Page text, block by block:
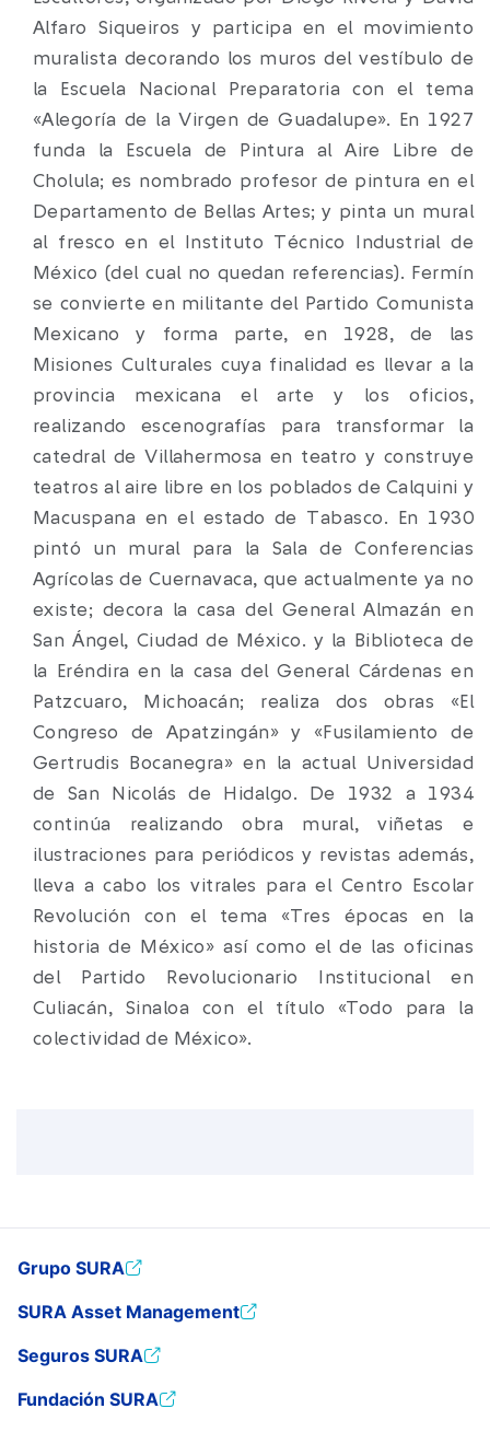
Alfaro Siqueiros y participa en el movimiento
muralista decorando los muros del vestíbulo de
la Escuela Nacional Preparatoria con el tema
«Alegoría de la Virgen de Guadalupe». En 1927
funda la Escuela de Pintura al Aire Libre de
Cholula; es nombrado profesor de pintura en el
Departamento de Bellas Artes; y pinta un mural
al fresco en el Instituto Técnico Industrial de
México (del cual no quedan referencias). Fermín
se convierte en militante del Partido Comunista
Mexicano y forma parte, en 1928, de las
Misiones Culturales cuya finalidad es llevar a la
provincia mexicana el arte y los oficios,
realizando escenografías para transformar la
catedral de Villahermosa en teatro y construye
teatros al aire libre en los poblados de Calquini y
Macuspana en el estado de Tabasco. En 1930
pintó un mural para la Sala de Conferencias
Agrícolas de Cuernavaca, que actualmente ya no
existe; decora la casa del General Almazán en
San Ángel, Ciudad de México. y la Biblioteca de
la Eréndira en la casa del General Cárdenas en
Patzcuaro, Michoacán; realiza dos obras «El
Congreso de Apatzingán» y «Fusilamiento de
Gertrudis Bocanegra» en la actual Universidad
de San Nicolás de Hidalgo. De 1932 a 1934
continúa realizando obra mural, viñetas e
ilustraciones para periódicos y revistas además,
lleva a cabo los vitrales para el Centro Escolar
Revolución con el tema «Tres épocas en la
historia de México» así como el de las oficinas
del Partido Revolucionario Institucional en
Culiacán, Sinaloa con el título «Todo para la
colectividad de México».
Grupo SURA
SURA Asset Management
Seguros SURA
Fundación SURA